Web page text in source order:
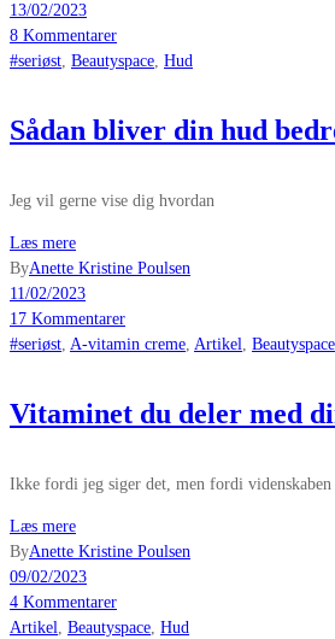
13/02/2023
8 Kommentarer
#seriøst, Beautyspace, Hud
Sådan bliver din hud
Jeg vil gerne vise dig hvordan
Læs mere
ByAnette Kristine Poulsen
11/02/2023
17 Kommentarer
#seriøst A-vitamin creme Artikel Beautyspace
Vitaminet du deler med
Ikke fordi jeg siger det, men fordi videnskaben
Læs mere
ByAnette Kristine Poulsen
09/02/2023
4 Kommentarer
Artikel
Beautyspace Hud